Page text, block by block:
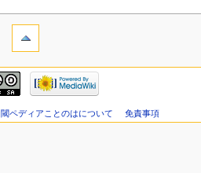
閾ペディアことのはについて 免責事項